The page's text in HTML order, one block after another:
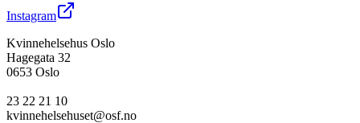
Instagram
Kvinnehelsehus Oslo
Hagegata 32
0653 Oslo
23 22 21 10
kvinnehelsehuset@osf.no